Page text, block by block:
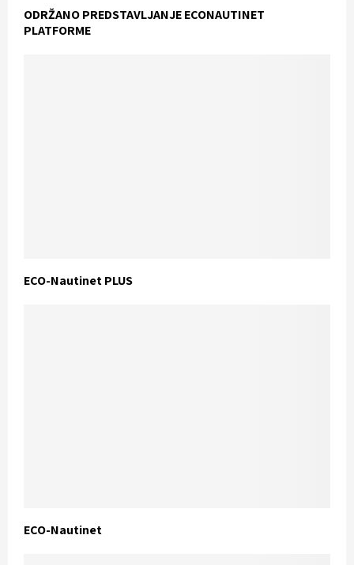
ODRŽANO PREDSTAVLJANJE ECONAUTINET
PLATFORME
ECO-Nautinet PLUS
ECO-Nautinet